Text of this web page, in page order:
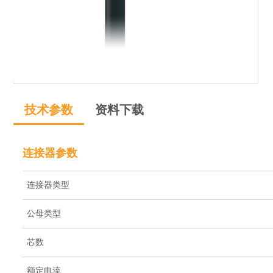
技术参数 资料下载
连接器参数
连接器类型
公母类型
芯数
额定电流